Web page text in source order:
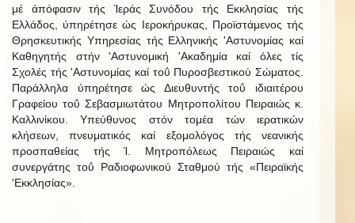
μέ άπόφασιν τής Ίεράς Συνόδου τής Εκκλησίας τής
Ελλάδος, ύπηρέτησε ώς Ιεροκήρυκας, Προϊστάμενος τής
Θρησκευτικής Υπηρεσίας τής Ελληνικής 'Αστυνομίας καί
Καθηγητής στήν 'Αστυνομική 'Ακαδημία καί όλες τίς
Σχολές τής 'Αστυνομίας καί τοΰ Πυροσβεστικού Σώματος.
Παράλληλα ύπηρέτησε ώς Διευθυντής τοΰ ιδιαιτέρου
Γραφείου τοΰ Σεβασμιωτάτου Μητροπολίτου Πειραιώς κ.
Καλλινίκου. Υπεύθυνος στόν τομέα τών ιερατικών
κλήσεων, πνευματικός καί εξομολόγος τής νεανικής
προσπαθείας τής Ί. Μητροπόλεως Πειραιώς καί
συνεργάτης τοΰ Ραδιοφωνικού Σταθμού τής «Πειραϊκής
'Εκκλησίας».